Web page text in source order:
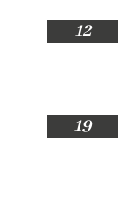
12
19